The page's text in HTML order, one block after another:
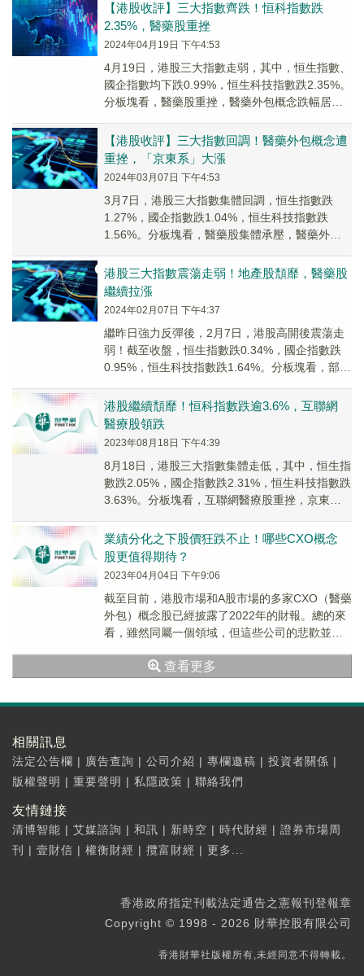
【港股收評】三大指數齊跌！恒科指數跌
2.35%，醫藥股重挫
2024年04月19日 下午4:53
4月19日，港股三大指數走弱，其中，恒生指數、
國企指數均下跌0.99%，恒生科技指數跌2.35%。
分板塊看，醫藥股重挫，醫藥外包概念跌幅居
【港股收評】三大指數回調！醫藥外包概念遭
重挫，「京東系」大漲
2024年03月07日 下午4:53
3月7日，港股三大指數集體回調，恒生指數跌
1.27%，國企指數跌1.04%，恒生科技指數跌
1.56%。分板塊看，醫藥股集體承壓，醫藥外包
也...
港股三大指數震蕩走弱！地產股頹靡，醫藥股
繼續拉漲
2024年02月07日 下午4:37
繼昨日強力反彈後，2月7日，港股高開後震蕩走
弱！截至收盤，恒生指數跌0.34%，國企指數跌
0.95%，恒生科技指數跌1.64%。分板塊看，部分
港股繼續頹靡！恒科指數跌逾3.6%，互聯網
醫療股領跌
2023年08月18日 下午4:39
8月18日，港股三大指數集體走低，其中，恒生指
數跌2.05%，國企指數跌2.31%，恒生科技指數跌
3.63%。分板塊看，互聯網醫療股重挫，京東健
業績分化之下股價狂跌不止！哪些CXO概念
股更值得期待？
2023年04月04日 下午9:06
截至目前，港股市場和A股市場的多家CXO（醫藥
外包）概念股已經披露了2022年的財報。總的來
看，雖然同屬一個領域，但這些公司的悲歡並不
查看更多
相關訊息
法定公告欄 | 廣告查詢 | 公司介紹 | 專欄邀稿 | 投資者關係 |
版權聲明 | 重要聲明 | 私隱政策 | 聯絡我們
友情鏈接
清博智能 | 艾媒諮詢 | 和訊 | 新時空 | 時代財經 | 證券市場周
刊
| 壹財信 | 權衡財經 | 攬富財經 | 更多...
香港政府指定刊載法定通告之憲報刊登報章
Copyright © 1998 - 2026 財華控股有限公司
香港財華社版權所有,未經同意不得轉載。